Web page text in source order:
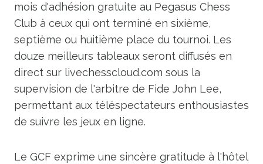
mois d'adhésion gratuite au Pegasus Chess
Club à ceux qui ont terminé en sixième,
septième ou huitième place du tournoi. Les
douze meilleurs tableaux seront diffusés en
direct sur livechesscloud.com sous la
supervision de l'arbitre de Fide John Lee,
permettant aux téléspectateurs enthousiastes
de suivre les jeux en ligne.
Le GCF exprime une sincère gratitude à l'hôtel